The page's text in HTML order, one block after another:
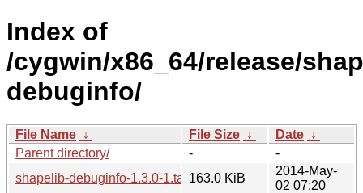
Index of
/cygwin/x86_64/release/
debuginfo/
File Name ↓ File Size ↓ Date ↓
Parent directory/
-
-
shapelib-debuginfo-1.3.0-1.tar.xz163.0 KiB
2014-May-
02 07:20